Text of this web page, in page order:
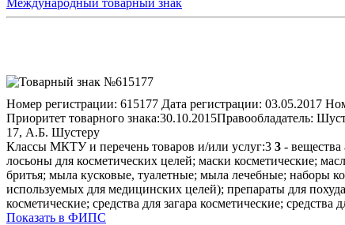
Международный товарный знак
Номер регистрации: 615177 Дата регистрации: 03.05.2017
Приоритет товарного знака:30.10.2015Правообладатель:
17, А.Б. Шустеру
Классы МКТУ и перечень товаров и/или услуг:3 3 -
лосьоны для косметических целей; маски косметические;
бритья; мыла кусковые, туалетные; мыла лечебные; наборы
используемых для медицинских целей); препараты для
косметические; средства для загара косметические;
Показать в ФИПС